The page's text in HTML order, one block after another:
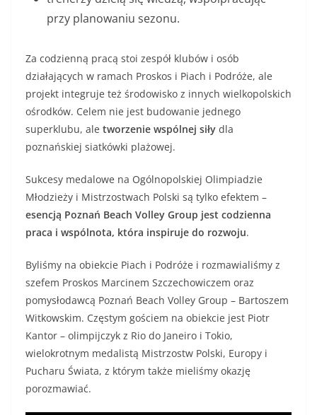
przy planowaniu sezonu.
Za codzienną pracą stoi zespół klubów i osób
działających w ramach Proskos i Piach i Podróże, ale
projekt integruje też środowisko z innych wielkopolskich
ośrodków. Celem nie jest budowanie jednego
superklubu, ale tworzenie wspólnej siły dla
poznańskiej siatkówki plażowej.
Sukcesy medalowe na Ogólnopolskiej Olimpiadzie
Młodzieży i Mistrzostwach Polski są tylko efektem –
esencją Poznań Beach Volley Group jest codzienna
praca i wspólnota, która inspiruje do rozwoju.
Byliśmy na obiekcie Piach i Podróże i rozmawialiśmy z
szefem Proskos Marcinem Szczechowiczem oraz
pomysłodawcą Poznań Beach Volley Group – Bartoszem
Witkowskim. Częstym gościem na obiekcie jest Piotr
Kantor – olimpijczyk z Rio do Janeiro i Tokio,
wielokrotnym medalistą Mistrzostw Polski, Europy i
Pucharu Świata, z którym także mieliśmy okazję
porozmawiać.